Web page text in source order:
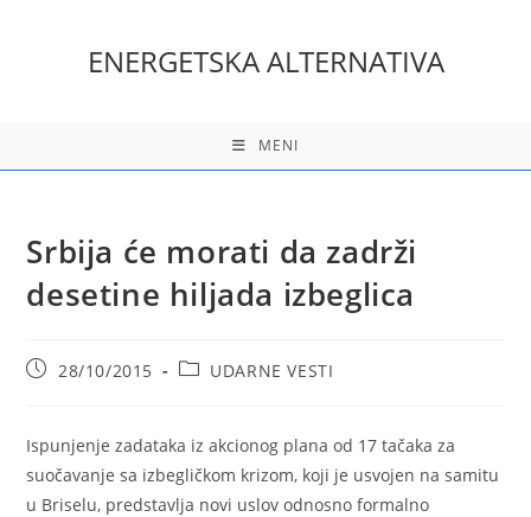
ENERGETSKA ALTERNATIVA
MENI
Srbija će morati da zadrži
desetine hiljada izbeglica
Post28/10/2015
PostUDARNE VESTI
Ispunjenje zadataka iz akcionog plana od 17 tačaka za
suočavanje sa izbegličkom krizom, koji je usvojen na samitu
u Briselu, predstavlja novi uslov odnosno formalno